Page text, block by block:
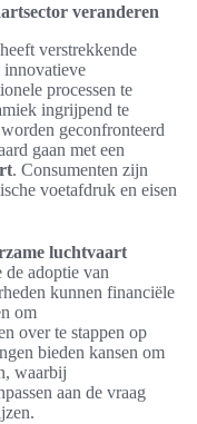
veranderen
verstrekkende
innovatieve
processen te
ingrijpend te
geconfronteerd
gaan met een
. Consumenten zijn
voetafdruk en eisen
luchtvaart
adoptie van
kunnen financiële
om
over te stappen op
bieden kansen om
waarbij
aan de vraag